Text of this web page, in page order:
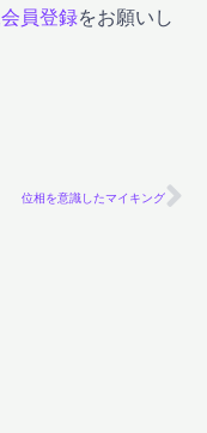
員登録をお願いし
位相を意識したマイキング